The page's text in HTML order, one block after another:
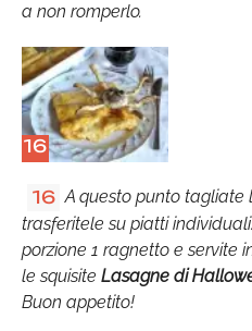
a non romperlo.
16
16 A questo punto tagliate
trasferitele su piatti
porzione 1 ragnetto e servite
le squisite Lasagne di
Buon appetito!